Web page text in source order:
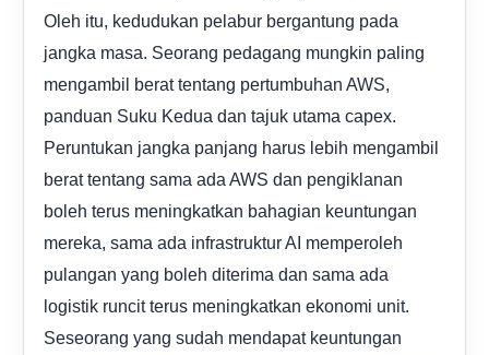
Oleh itu, kedudukan pelabur bergantung pada
jangka masa. Seorang pedagang mungkin paling
mengambil berat tentang pertumbuhan AWS,
panduan Suku Kedua dan tajuk utama capex.
Peruntukan jangka panjang harus lebih mengambil
berat tentang sama ada AWS dan pengiklanan
boleh terus meningkatkan bahagian keuntungan
mereka, sama ada infrastruktur AI memperoleh
pulangan yang boleh diterima dan sama ada
logistik runcit terus meningkatkan ekonomi unit.
Seseorang yang sudah mendapat keuntungan